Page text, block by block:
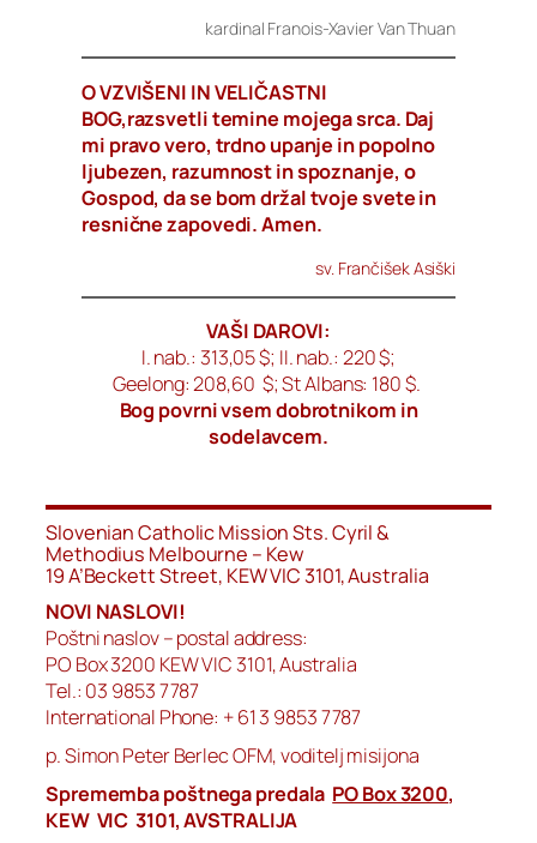
kardinal Franois-Xavier Van Thuan
O VZVIŠENI IN VELIČASTNI
BOG,razsvetli temine mojega srca. Daj
mi pravo vero, trdno upanje in popolno
ljubezen, razumnost in spoznanje, o
Gospod, da se bom držal tvoje svete in
resnične zapovedi. Amen.
sv. Frančišek Asiški
VAŠI DAROVI:
I. nab.: 313,05 $; II. nab.: 220 $;
Geelong: 208,60 $; St Albans: 180 $.
Bog povrni vsem dobrotnikom in
sodelavcem.
Slovenian Catholic Mission Sts. Cyril &
Methodius Melbourne – Kew
19 A’Beckett Street, KEW VIC 3101, Australia
NOVI NASLOVI!
Poštni naslov – postal address:
PO Box 3200 KEW VIC 3101, Australia
Tel.: 03 9853 7787
International Phone: + 61 3 9853 7787
p. Simon Peter Berlec OFM, voditelj misijona
Sprememba poštnega predala PO Box 3200,
KEW VIC 3101, AVSTRALIJA